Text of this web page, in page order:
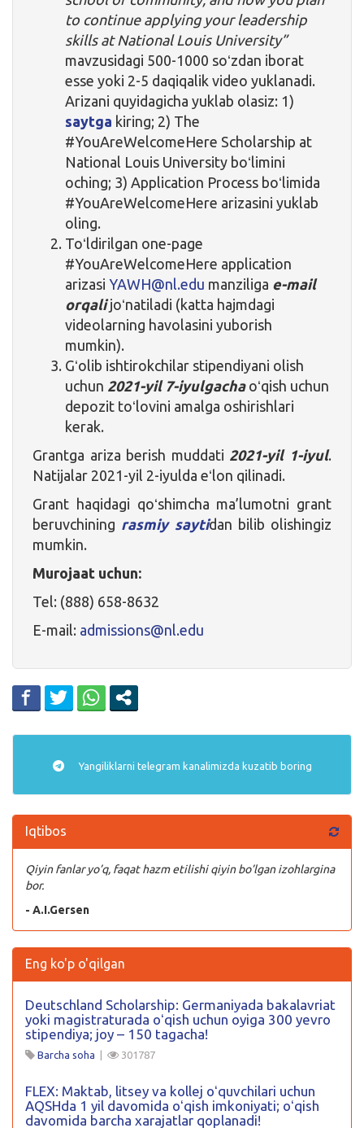
to continue applying your leadership
skills at National Louis University”
mavzusidagi 500-1000 soʻzdan iborat
esse yoki 2-5 daqiqalik video yuklanadi.
Arizani quyidagicha yuklab olasiz: 1)
saytga kiring; 2) The
#YouAreWelcomeHere Scholarship at
National Louis University boʻlimini
oching; 3) Application Process boʻlimida
#YouAreWelcomeHere arizasini yuklab
oling.
Toʻldirilgan one-page
#YouAreWelcomeHere application
arizasi YAWH@nl.edu manziliga e-mail
orqalijoʻnatiladi (katta hajmdagi
videolarning havolasini yuborish
mumkin).
Gʻolib ishtirokchilar stipendiyani olish
uchun 2021-yil 7-iyulgachaoʻqish uchun
depozit toʻlovini amalga oshirishlari
kerak.
Grantga ariza berish muddati 2021-yil 1-iyul.
Natijalar 2021-yil 2-iyulda eʻlon qilinadi.
Grant haqidagi qoʻshimcha ma’lumotni grant
beruvchining rasmiy saytidan bilib olishingiz
mumkin.
Murojaat uchun:
Tel: (888) 658-8632
E-mail: admissions@nl.edu
Yangiliklarni telegram kanalimizda kuzatib boring
Iqtibos
Qiyin fanlar yo’q, faqat hazm etilishi qiyin bo’lgan izohlargina
bor.
- A.I.Gersen
Eng ko'p o'qilgan
Deutschland Scholarship: Germaniyada bakalavriat
yoki magistraturada oʻqish uchun oyiga 300 yevro
stipendiya; joy – 150 tagacha!
Barcha soha | 301787
FLEX: Maktab, litsey va kollej oʻquvchilari uchun
AQSHda 1 yil davomida oʻqish imkoniyati; oʻqish
davomida barcha xarajatlar qoplanadi!